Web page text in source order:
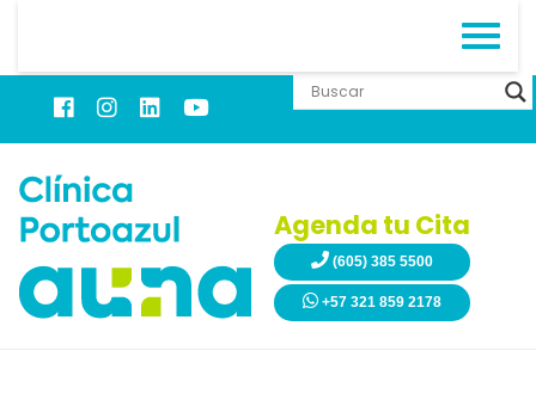
Agenda tu Cita
(605) 385 5500
+57 321 859 2178